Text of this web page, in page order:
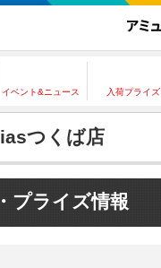
イベント&ニュース 入荷プライズ
つくば店
プライズ情報